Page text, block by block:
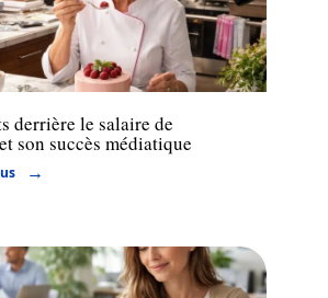
derrière le salaire de
son succès médiatique